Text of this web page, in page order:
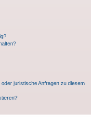
juristische Anfragen zu diesem